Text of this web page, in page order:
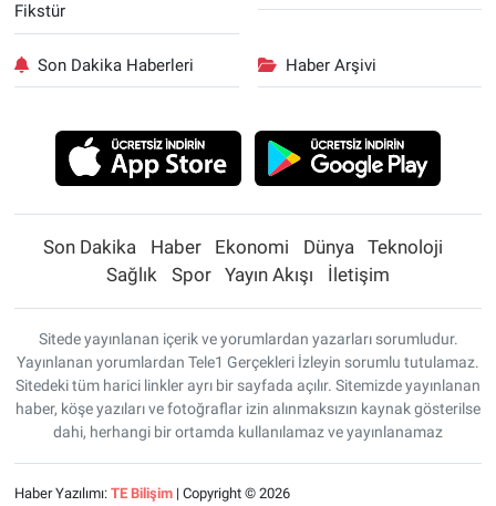
Fikstür
Son Dakika Haberleri Haber Arşivi
Son Dakika Haber Ekonomi Dünya
Teknoloji
Sağlık
Spor Yayın Akışı İletişim
Sitede yayınlanan içerik ve yorumlardan yazarları sorumludur.
Yayınlanan yorumlardan Tele1 Gerçekleri İzleyin sorumlu tutulamaz.
Sitedeki tüm harici linkler ayrı bir sayfada açılır. Sitemizde yayınlanan
haber, köşe yazıları ve fotoğraflar izin alınmaksızın kaynak gösterilse
dahi, herhangi bir ortamda kullanılamaz ve yayınlanamaz
Haber Yazılımı: TE Bilişim| Copyright © 2026